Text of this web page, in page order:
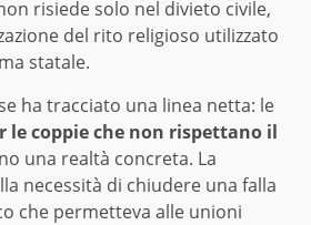
risiede solo nel divieto civile,
del rito religioso utilizzato
statale.
ha tracciato una linea netta: le
le coppie che non rispettano il
una realtà concreta. La
necessità di chiudere una falla
che permetteva alle unioni